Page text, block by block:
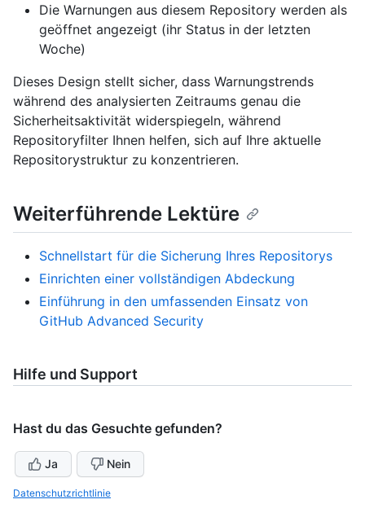
Die Warnungen aus diesem Repository werden als
geöffnet angezeigt (ihr Status in der letzten
Woche)
Dieses Design stellt sicher, dass Warnungstrends
während des analysierten Zeitraums genau die
Sicherheitsaktivität widerspiegeln, während
Repositoryfilter Ihnen helfen, sich auf Ihre aktuelle
Repositorystruktur zu konzentrieren.
Weiterführende Lektüre
Schnellstart für die Sicherung Ihres Repositorys
Einrichten einer vollständigen Abdeckung
Einführung in den umfassenden Einsatz von
GitHub Advanced Security
Hilfe und Support
Hast du das Gesuchte gefunden?
Ja Nein
Datenschutzrichtlinie